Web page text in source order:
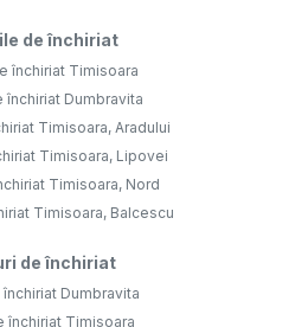
de închiriat
închiriat Timisoara
închiriat Dumbravita
Timisoara, Aradului
Timisoara, Lipovei
Timisoara, Nord
Timisoara, Balcescu
de închiriat
Dumbravita
închiriat Timisoara